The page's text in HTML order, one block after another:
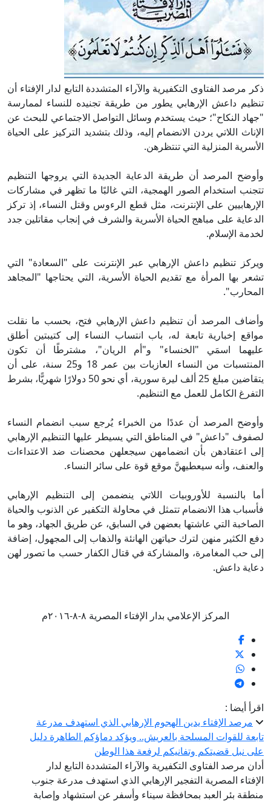
ذكر مرصد الفتاوى التكفيرية والآراء المتشددة التابع لدار الإفتاء أن
تنظيم داعش الإرهابي يطور من طريقة تجنيده للنساء لممارسة
"جهاد النكاح"؛ حيث يستخدم وسائل التواصل الاجتماعي للبحث عن
الإناث اللاتي يردن الانضمام إليه، وذلك بتشديد التركيز على الحياة
الأسرية المنزلية التي تنتظرهن.
وأوضح المرصد أن طريقة الدعاية الجديدة التي يروجها التنظيم
تتجنب استخدام الصور الهمجية، التي غالبًا ما تظهر في مشاركات
الإرهابيين على الإنترنت، مثل قطع الرءوس وقتل النساء، إذ تركز
الدعاية على مباهج الحياة الأسرية والشرف في إنجاب مقاتلين جدد
لخدمة الإسلام.
ويركز تنظيم داعش الإرهابي عبر الإنترنت على "السعادة" التي
تشعر بها المرأة مع تقديم الحياة الأسرية، التي يحتاجها "المجاهد
المحارب".
وأضاف المرصد أن تنظيم داعش الإرهابي فتح، بحسب ما نقلت
مواقع إخبارية تابعة له، باب انتساب النساء إلى كتيبتين أطلق
عليهما اسمَي "الخنساء" و"أم الريان"، مشترطًا أن تكون
المنتسبات من النساء العازبات بين عمر 18 و25 سنة، على أن
يتقاضين مبلغ 25 ألف ليرة سورية، أي نحو 50 دولارًا شهريًّا، بشرط
التفرغ الكامل للعمل مع التنظيم.
وأوضح المرصد أن عددًا من الخبراء يُرجع سبب انضمام النساء
لصفوف "داعش" في المناطق التي يسيطر عليها التنظيم الإرهابي
إلى اعتقادهن بأن انضمامهن سيجعلهن محصنات ضد الاعتداءات
والعنف، وأنه سيعطيهنَّ موقع قوة على سائر النساء.
أما بالنسبة للأوروبيات اللاتي ينضممن إلى التنظيم الإرهابي
فأسباب هذا الانضمام تتمثل في محاولة التكفير عن الذنوب والحياة
الصاخبة التي عاشتها بعضهن في السابق، عن طريق الجهاد، وهو ما
دفع الكثير منهن لترك حياتهن الهانئة والذهاب إلى المجهول، إضافة
إلى حب المغامرة، والمشاركة في قتال الكفار حسب ما تصور لهن
دعاية داعش.
المركز الإعلامي بدار الإفتاء المصرية ٨-٨-٢٠١٦م
اقرأ أيضا :
مرصد الإفتاء يدين الهجوم الإرهابي الذي استهدف مدرعة
تابعة للقوات المسلحة بالعريش.. ويؤكد دماؤكم الطاهرة دليل
على نبل قضيتكم وتفانيكم لرفعة هذا الوطن
أدان مرصد الفتاوى التكفيرية والآراء المتشددة التابع لدار
الإفتاء المصرية التفجير الإرهابي الذي استهدف مدرعة جنوب
منطقة بئر العبد بمحافظة سيناء وأسفر عن استشهاد وإصابة